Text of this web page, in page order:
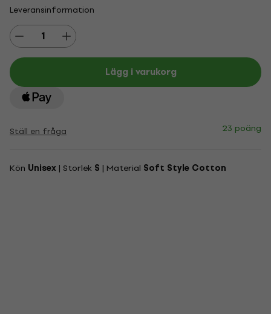
Leveransinformation
Lägg i varukorg
Ställ en fråga 23 poäng
Kön Unisex | Storlek S | Material Soft Style Cotton